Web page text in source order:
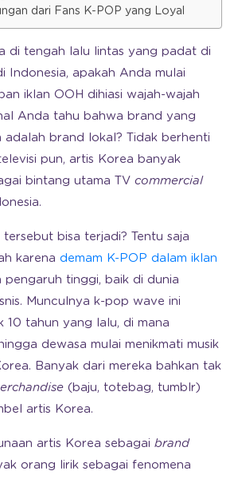
dari Fans K-POP yang Loyal
di tengah lalu lintas yang padat di
Indonesia, apakah Anda mulai
iklan OOH dihiasi wajah-wajah
Anda tahu bahwa brand yang
adalah brand lokal? Tidak berhenti
pun, artis Korea banyak
bintang utama TV commercial
bisa terjadi? Tentu saja
karena demam K-POP dalam iklan
pengaruh tinggi, baik di dunia
Munculnya k-pop wave ini
10 tahun yang lalu, di mana
dewasa mulai menikmati musik
Banyak dari mereka bahkan tak
(baju, totebag, tumblr)
artis Korea.
artis Korea sebagai brand
orang lirik sebagai fenomena